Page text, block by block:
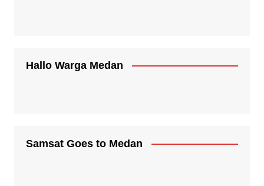
Hallo Warga Medan
Samsat Goes to Medan